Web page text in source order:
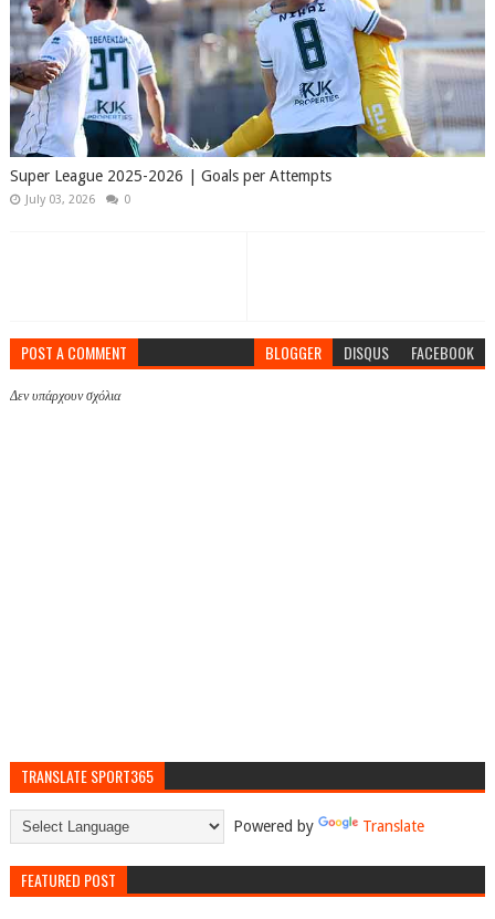
Super League 2025-2026 | Goals per Attempts
July 03, 2026 0
POST A COMMENT BLOGGER DISQUS FACEBOOK
Δεν υπάρχουν σχόλια
TRANSLATE SPORT365
Powered by Translate
FEATURED POST